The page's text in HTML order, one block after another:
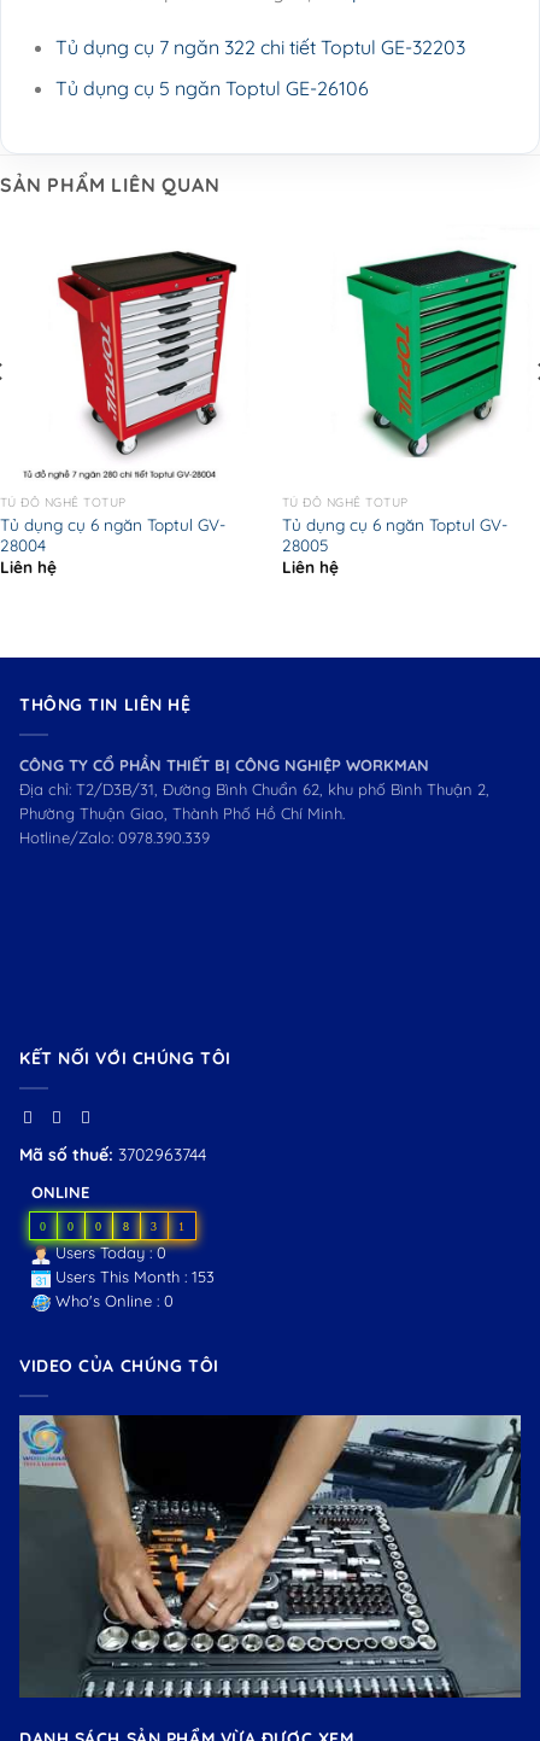
Tủ dụng cụ 7 ngăn 322 chi tiết Toptul GE-32203
Tủ dụng cụ 5 ngăn Toptul GE-26106
SẢN PHẨM LIÊN QUAN
TỦ ĐỒ NGHỀ TOTUP
Tủ dụng cụ 6 ngăn Toptul GV-
28004
Liên hệ
TỦ ĐỒ NGHỀ TOTUP
Tủ dụng cụ 6 ngăn Toptul GV-
28005
Liên hệ
THÔNG TIN LIÊN HỆ
CÔNG TY CỔ PHẦN THIẾT BỊ CÔNG NGHIỆP WORKMAN
Địa chỉ: T2/D3B/31, Đường Bình Chuẩn 62, khu phố Bình Thuận 2,
Phường Thuận Giao, Thành Phố Hồ Chí Minh.
Hotline/Zalo: 0978.390.339
KẾT NỐI VỚI CHÚNG TÔI
Mã số thuế: 3702963744
ONLINE
0 0 0 8 3 1
Users Today : 0
Users This Month : 153
Who's Online : 0
VIDEO CỦA CHÚNG TÔI